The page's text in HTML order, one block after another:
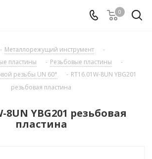
0
- Металлорежущий инструмент
-
пластины
- Резьбовые пластины
-
резьбы UN 60°
- RT16.01W-8UN YBG201
резьбовая пластина
8UN YBG201 резьбовая
пластина